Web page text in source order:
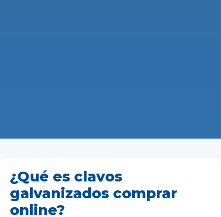
¿Qué es clavos
galvanizados comprar
online?